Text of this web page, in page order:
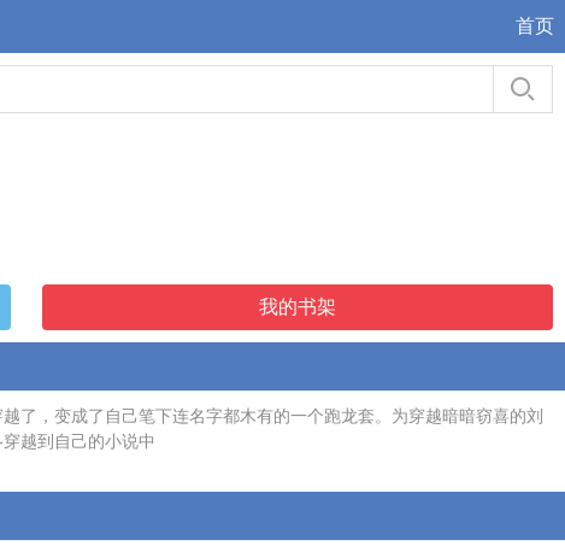
首页
我的书架
了，变成了自己笔下连名字都木有的一个跑龙套。为穿越暗暗窃喜的刘
越到自己的小说中